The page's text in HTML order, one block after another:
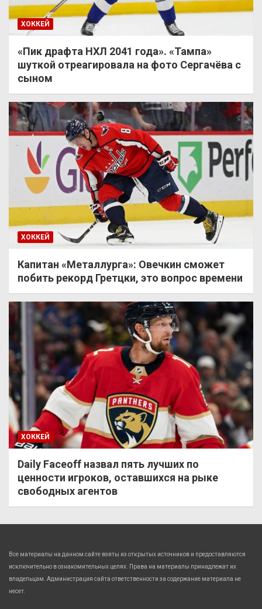
ХОККЕЙ
«Пик драфта НХЛ 2041 года». «Тампа»
шуткой отреагировала на фото Сергачёва с
сыном
ХОККЕЙ
Капитан «Металлурга»: Овечкин сможет
побить рекорд Гретцки, это вопрос времени
ХОККЕЙ
Daily Faceoff назвал пять лучших по
ценности игроков, оставшихся на рыке
свободных агентов
Все материалы на данном сайте взяты из открытых источников и предоставляются
исключительно в ознакомительных целях. Права на материалы принадлежат их
владельцам. Администрация сайта ответственности за содержание материала не
несет.